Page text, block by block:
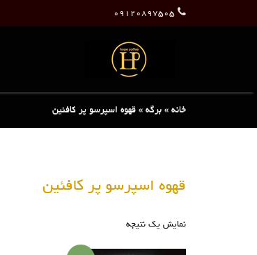
۰۹۱۲۰۸۹۷۵۰۵
خانه » برگه » قهوه اسپرسو پر کافئین
قهوه اسپرسو پر کافئین
نمایش یک نتیجه